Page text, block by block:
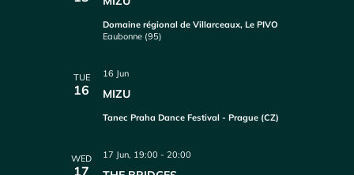
Domaine régional de Villarceaux, Le PIVO
Eaubonne (95)
TUE
16 MIZU
16 Jun
Tanec Praha Dance Festival - Prague (CZ)
WED
17
17 Jun, 19:00 -20:00